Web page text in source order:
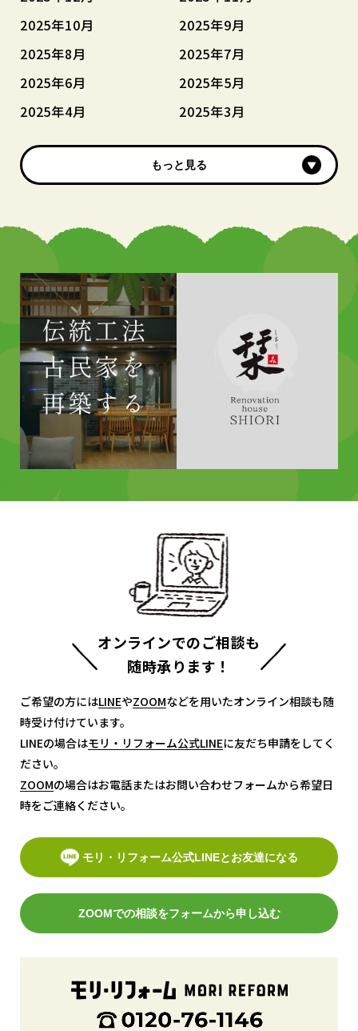
2025年10月
2025年9月
2025年8月
2025年7月
2025年6月
2025年5月
2025年4月
2025年3月
もっと見る
もっと見る
オンラインでのご相談も
随時承ります！
ご希望の方にはLINE
LINEやZOOM
ZOOMなどを用いたオンライン相談も随
時受け付けています。
LINEの場合はモリ・リフォーム公式LINE
モリ・リフォーム公式LINEに友だち申請をしてく
ださい。
ZOOM
ZOOMの場合はお電話またはお問い合わせフォームから希望日
時をご連絡ください。
モリ・リフォーム公式LINEとお友達になる
ZOOMでの相談をフォームから申し込む